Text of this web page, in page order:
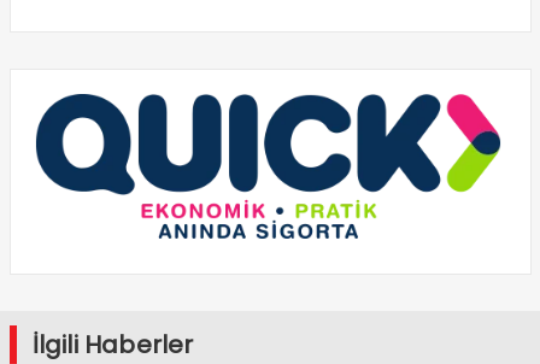
İlgili Haberler